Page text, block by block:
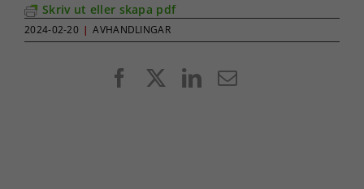
Skriv ut eller skapa pdf
2024-02-20 | AVHANDLINGAR
FacebookLinkedIn
E-